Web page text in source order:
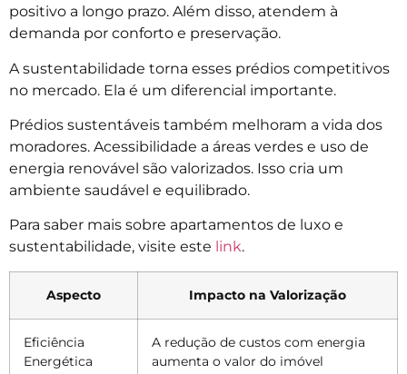
positivo a longo prazo. Além disso, atendem à
demanda por conforto e preservação.
A sustentabilidade torna esses prédios competitivos
no mercado. Ela é um diferencial importante.
Prédios sustentáveis também melhoram a vida dos
moradores. Acessibilidade a áreas verdes e uso de
energia renovável são valorizados. Isso cria um
ambiente saudável e equilibrado.
Para saber mais sobre apartamentos de luxo e
sustentabilidade, visite este link.
Aspecto Impacto na Valorização
Eficiência
Energética
A redução de custos com energia
aumenta o valor do imóvel